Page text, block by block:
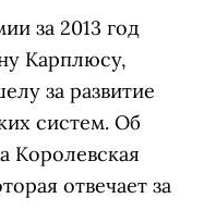
за 2013 год
Карплюсу,
за развитие
систем. Об
Королевская
отвечает за